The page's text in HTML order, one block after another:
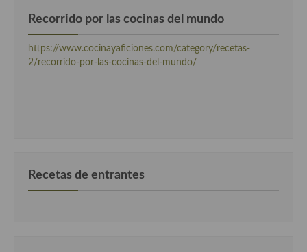
Recorrido por las cocinas del mundo
https://www.cocinayaficiones.com/category/recetas-
2/recorrido-por-las-cocinas-del-mundo/
Recetas de entrantes